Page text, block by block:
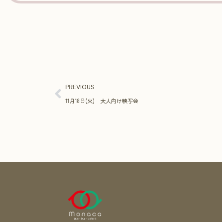
PREVIOUS
11月18日(火) 大人向け映写会